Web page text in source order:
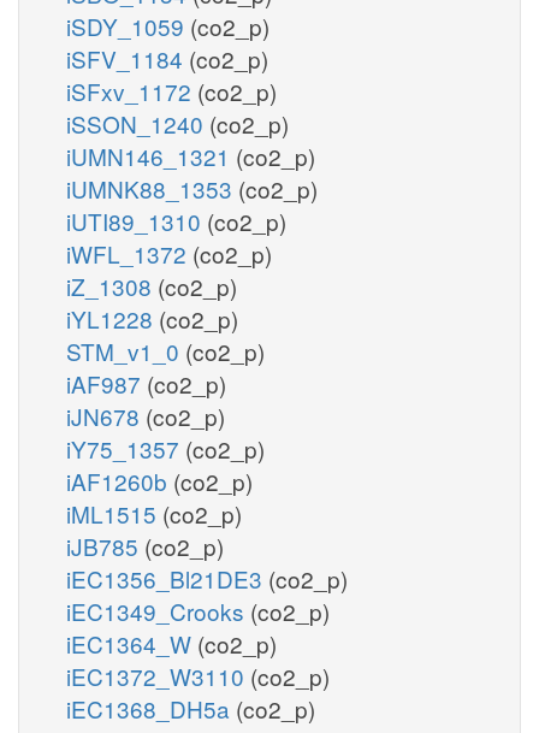
iSDY_1059 (co2_p)
iSFV_1184 (co2_p)
iSFxv_1172 (co2_p)
iSSON_1240 (co2_p)
iUMN146_1321 (co2_p)
iUMNK88_1353 (co2_p)
iUTI89_1310 (co2_p)
iWFL_1372 (co2_p)
iZ_1308 (co2_p)
iYL1228 (co2_p)
STM_v1_0 (co2_p)
iAF987 (co2_p)
iJN678 (co2_p)
iY75_1357 (co2_p)
iAF1260b (co2_p)
iML1515 (co2_p)
iJB785 (co2_p)
iEC1356_Bl21DE3 (co2_p)
iEC1349_Crooks (co2_p)
iEC1364_W (co2_p)
iEC1372_W3110 (co2_p)
iEC1368_DH5a (co2_p)